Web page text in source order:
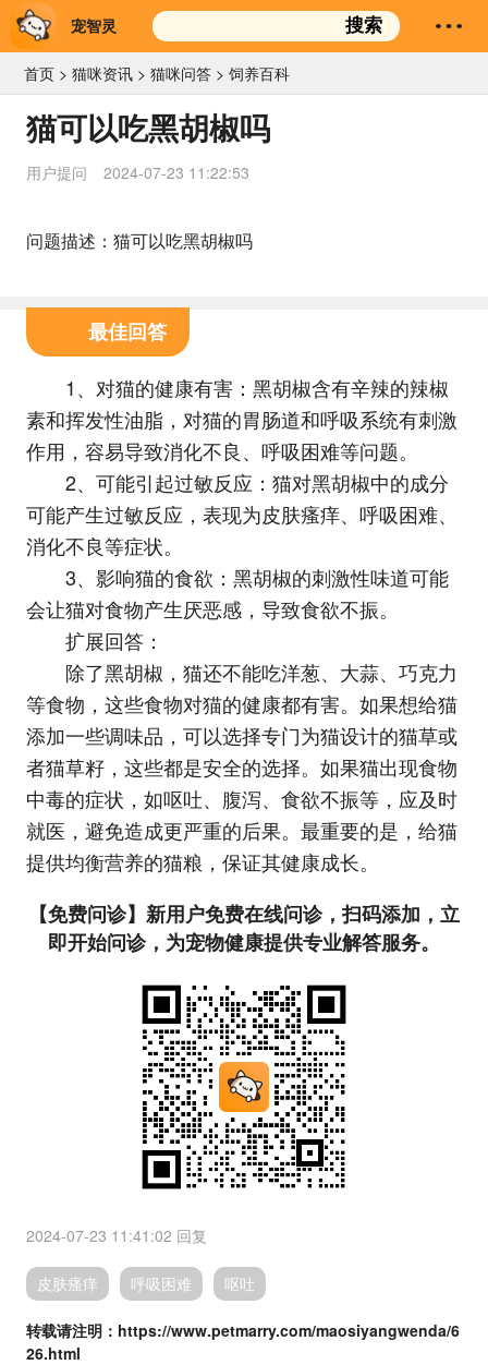
宠智灵 搜索
首页 >猫咪资讯 >猫咪问答 >饲养百科
猫可以吃黑胡椒吗
用户提问 2024-07-23 11:22:53
问题描述：猫可以吃黑胡椒吗
最佳回答
1、对猫的健康有害：黑胡椒含有辛辣的辣椒
素和挥发性油脂，对猫的胃肠道和呼吸系统有刺激
作用，容易导致消化不良、呼吸困难等问题。
2、可能引起过敏反应：猫对黑胡椒中的成分
可能产生过敏反应，表现为皮肤瘙痒、呼吸困难、
消化不良等症状。
3、影响猫的食欲：黑胡椒的刺激性味道可能
会让猫对食物产生厌恶感，导致食欲不振。
扩展回答：
除了黑胡椒，猫还不能吃洋葱、大蒜、巧克力
等食物，这些食物对猫的健康都有害。如果想给猫
添加一些调味品，可以选择专门为猫设计的猫草或
者猫草籽，这些都是安全的选择。如果猫出现食物
中毒的症状，如呕吐、腹泻、食欲不振等，应及时
就医，避免造成更严重的后果。最重要的是，给猫
提供均衡营养的猫粮，保证其健康成长。
【免费问诊】新用户免费在线问诊，扫码添加，立
即开始问诊，为宠物健康提供专业解答服务。
2024-07-23 11:41:02 回复
皮肤瘙痒 呼吸困难 呕吐
转载请注明：https://www.petmarry.com/maosiyangwenda/6
26.html